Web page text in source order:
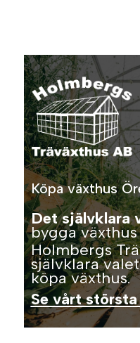
Köpa växthus
Det självklara
bygga växthus
Holmbergs
självklara
köpa växthus.
Se vårt